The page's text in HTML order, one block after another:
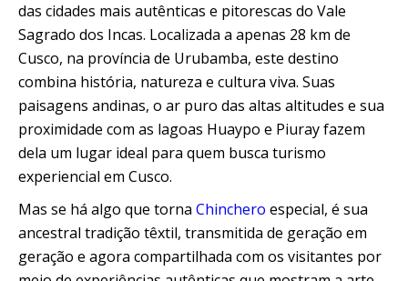
Quillabamba
Salkantay
Tambopata
das cidades mais autênticas e pitorescas do Vale
Sagrado dos Incas. Localizada a apenas 28 km de
Cusco, na província de Urubamba, este destino
combina história, natureza e cultura viva. Suas
paisagens andinas, o ar puro das altas altitudes e sua
proximidade com as lagoas Huaypo e Piuray fazem
dela um lugar ideal para quem busca turismo
experiencial em Cusco.
Mas se há algo que torna Chinchero especial, é sua
ancestral tradição têxtil, transmitida de geração em
geração e agora compartilhada com os visitantes por